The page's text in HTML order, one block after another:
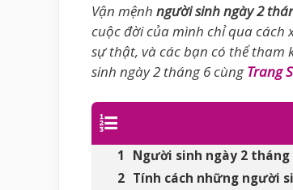
Vận mệnh người sinh ngày 2
cuộc đời của mình chỉ qua cách
sự thật, và các bạn có thể tham
sinh ngày 2 tháng 6 cùng Trang
Người sinh ngày 2
Tính cách những người